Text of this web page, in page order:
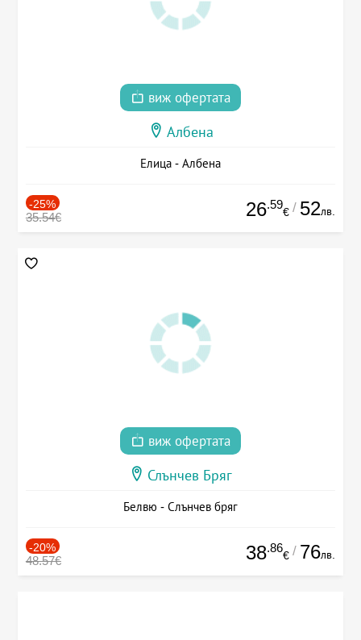
виж офертата
Албена
Елица - Албена
-25%
35.54€ 26.59
€ / 52лв.
виж офертата
Слънчев Бряг
Белвю - Слънчев бряг
-20%
48.57€ 38.86
€ / 76лв.